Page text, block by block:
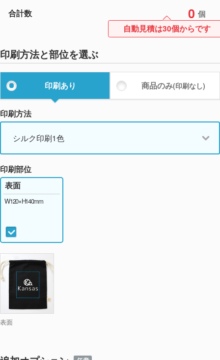
合計数 0 個
自動見積は30個からです
印刷方法と部位を選ぶ
印刷あり 商品のみ(印刷なし)
印刷方法
シルク印刷1色
印刷部位
表面
表面
W120×H140mm